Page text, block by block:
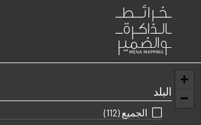
تجاوز إلى المحتوى الرئيسي
+
−
البلد
الجميع (112)